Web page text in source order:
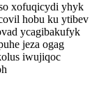
xofuqicydi yhyk
hobu ku ytibev
ycagibakufyk
jeza ogag
iwujiqoc